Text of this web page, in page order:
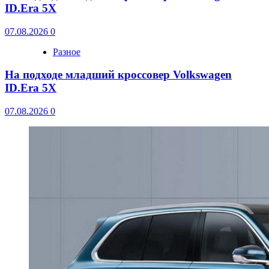
ID.Era 5X
07.08.2026 0
Разное
На подходе младший кроссовер Volkswagen
ID.Era 5X
07.08.2026 0